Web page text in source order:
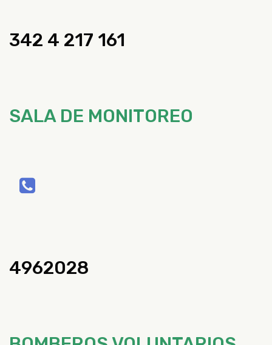
342 4 217 161
SALA DE MONITOREO
4962028